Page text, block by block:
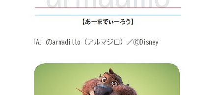
「A」のarmadillo（アルマジロ）／ⒸDisney